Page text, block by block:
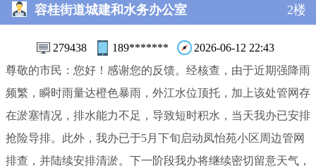
容桂街道城建和水务办公室 2楼
279438 189*******
2026-06-12 22:43
尊敬的市民：您好！感谢您的反馈。经核查，由于近期强降雨
频繁，瞬时雨量达橙色暴雨，外江水位顶托，加上该处管网存
在淤塞情况，排水能力不足，导致短时积水，当天我办已安排
抢险导排。此外，我办已于5月下旬启动凤怡苑小区周边管网
排查，并陆续安排清淤。下一阶段我办将继续密切留意天气，